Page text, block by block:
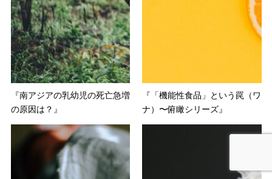
『南アジアの乳幼児の死亡急増
の原因は？』
『「機能性食品」という罠（ワ
ナ）〜俯瞰シリーズ』